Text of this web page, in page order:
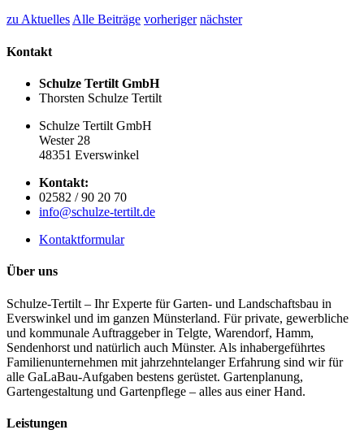
zu AktuellesAlle Beiträge vorheriger nächster
Kontakt
Schulze Tertilt GmbH
Thorsten Schulze Tertilt
Schulze Tertilt GmbH
Wester 28
48351 Everswinkel
Kontakt:
02582 / 90 20 70
info@schulze-tertilt.de
Kontaktformular
Über uns
Schulze-Tertilt – Ihr Experte für Garten- und Landschaftsbau in
Everswinkel und im ganzen Münsterland. Für private, gewerbliche
und kommunale Auftraggeber in Telgte, Warendorf, Hamm,
Sendenhorst und natürlich auch Münster. Als inhabergeführtes
Familienunternehmen mit jahrzehntelanger Erfahrung sind wir für
alle GaLaBau-Aufgaben bestens gerüstet. Gartenplanung,
Gartengestaltung und Gartenpflege – alles aus einer Hand.
Leistungen